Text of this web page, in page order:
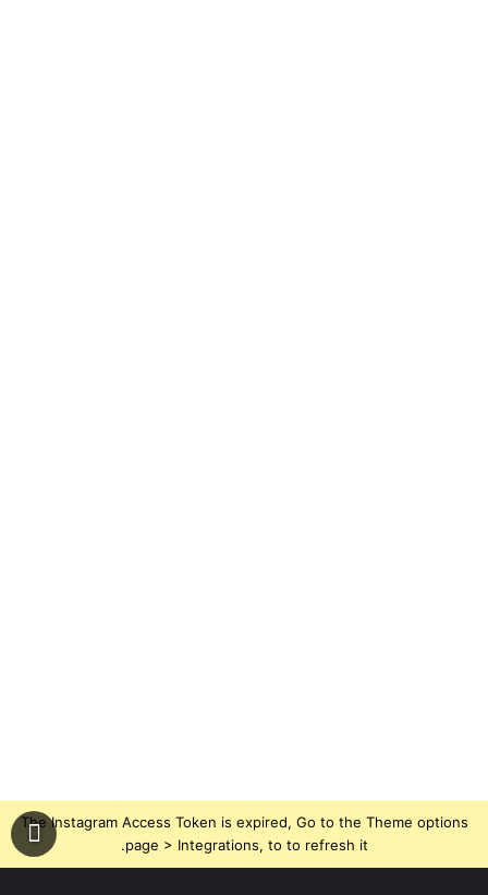
The Instagram Access Token is expired, Go to the Theme options
page > Integrations, to to refresh it.